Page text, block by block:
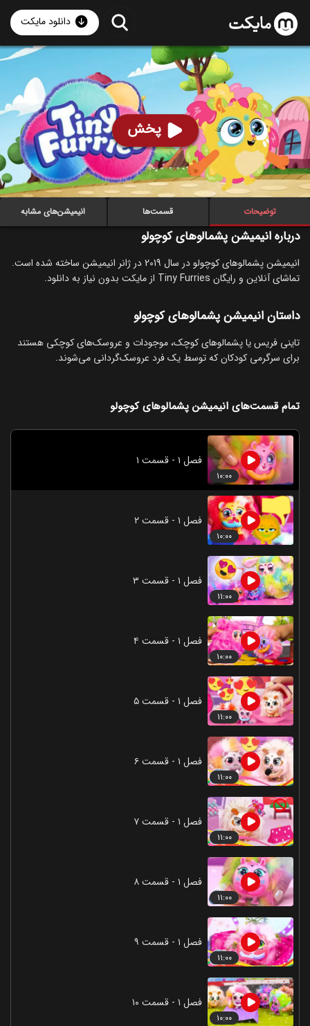
دانلود مایکت
پخش
انیمیشن پشمالوهای کوچولو- Tiny Furries 2019
۱۰۲ 70%
ساخت آمریکا سال 2019
رده سنی ۳+
سریال
انیمیشن ماجراجویی خانوادگی
توضیحات قسمت‌ها انیمیشن‌های مشابه
درباره انیمیشن پشمالوهای کوچولو
انیمیشن پشمالوهای کوچولو در سال 2019 در ژانر انیمیشن ساخته شده است.
تماشای آنلاین و رایگان Tiny Furries از مایکت بدون نیاز به دانلود.
داستان انیمیشن پشمالوهای کوچولو
‏تاینی فریس یا پشمالوهای کوچک، موجودات و عروسک‌های کوچکی هستند
برای سرگرمی کودکان که توسط یک فرد عروسک‌گردانی می‌شوند.
تمام قسمت‌های انیمیشن پشمالوهای کوچولو
۱۰:۰۰
فصل ۱ - قسمت ۱
۱۰:۰۰
فصل ۱ - قسمت ۲
۱۱:۰۰
فصل ۱ - قسمت ۳
۱۰:۰۰
فصل ۱ - قسمت ۴
۱۱:۰۰
فصل ۱ - قسمت ۵
۱۱:۰۰
فصل ۱ - قسمت ۶
۱۱:۰۰
فصل ۱ - قسمت ۷
۱۱:۰۰
فصل ۱ - قسمت ۸
۱۱:۰۰
فصل ۱ - قسمت ۹
۱۰:۰۰
فصل ۱ - قسمت ۱۰